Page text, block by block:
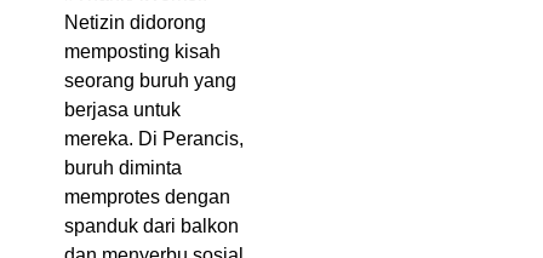
Netizin didorong
memposting kisah
seorang buruh yang
berjasa untuk
mereka. Di Perancis,
buruh diminta
memprotes dengan
spanduk dari balkon